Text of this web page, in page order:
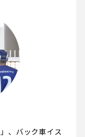
、バック車イス